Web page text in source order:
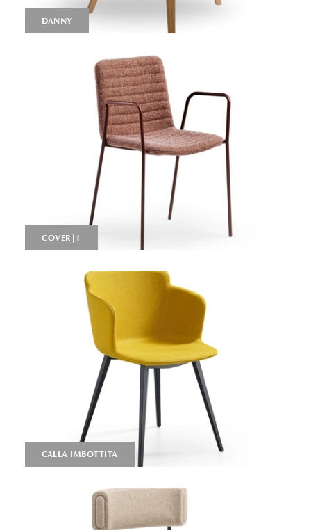
DANNY
COVER|1
CALLA IMBOTTITA